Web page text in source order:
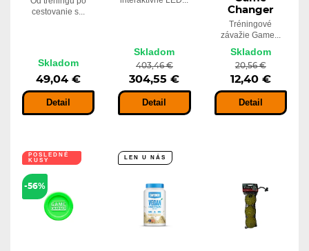
cestovanie s...
Skladom
49,04 €
Detail
Skladom
403,46 €
304,55 €
Detail
Changer
Tréningové
závažie Game...
Skladom
20,56 €
12,40 €
Detail
POSLEDNÉ
KUSY
-56%
LEN U NÁS